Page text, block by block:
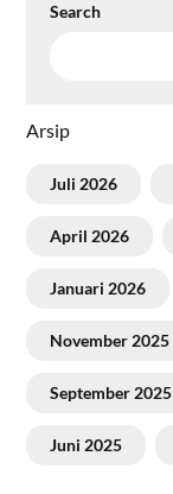
Search
Arsip
Juli 2026
April 2026
Januari 2026
November 2025
September 2025
Juni 2025